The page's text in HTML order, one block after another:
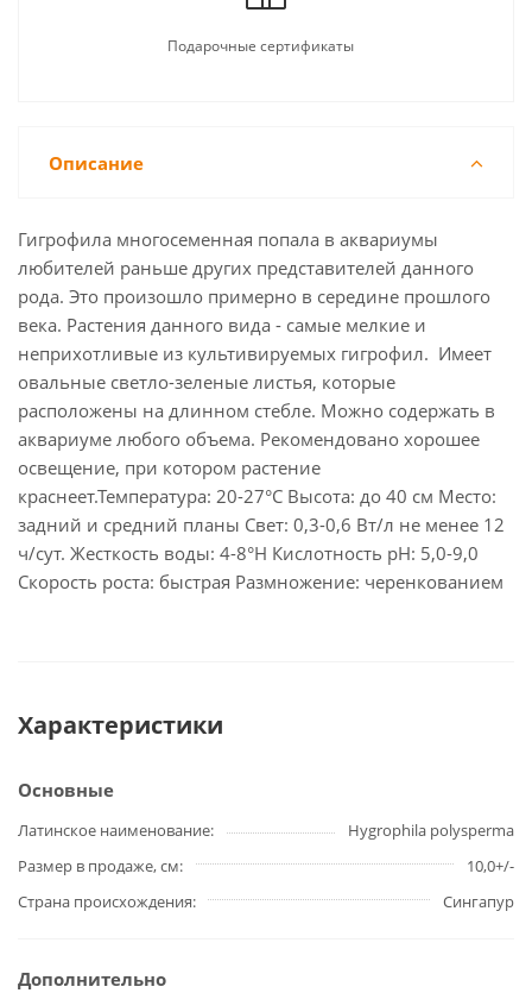
Подарочные сертификаты
Описание
Гигрофила многосеменная попала в аквариумы
любителей раньше других представителей данного
рода. Это произошло примерно в середине прошлого
века. Растения данного вида - самые мелкие и
неприхотливые из культивируемых гигрофил. Имеет
овальные светло-зеленые листья, которые
расположены на длинном стебле. Можно содержать в
аквариуме любого объема. Рекомендовано хорошее
освещение, при котором растение
краснеет.Температура: 20-27°С Высота: до 40 см Место:
задний и средний планы Свет: 0,3-0,6 Вт/л не менее 12
ч/сут. Жесткость воды: 4-8°Н Кислотность рН: 5,0-9,0
Скорость роста: быстрая Размножение: черенкованием
Характеристики
Основные
Латинское наименование
Hygrophila polysperma
Размер в продаже, см
10,0+/-
Страна происхождения
Сингапур
Дополнительно